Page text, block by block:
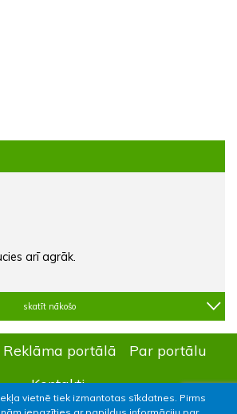
vietnē tiek izmantotas sīkdatnes. Pirms
arī agrāk.
skatīt nākošo
Reklāma portālā
Par portālu
Kontakti